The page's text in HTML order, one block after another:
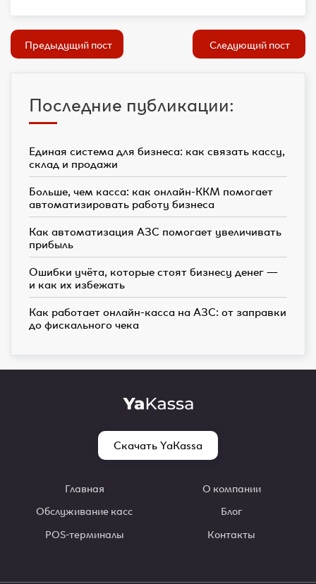
Предыдущий пост Следующий пост
Последние публикации:
Единая система для бизнеса: как связать кассу,
склад и продажи
Больше, чем касса: как онлайн-ККМ помогает
автоматизировать работу бизнеса
Как автоматизация АЗС помогает увеличивать
прибыль
Ошибки учёта, которые стоят бизнесу денег —
и как их избежать
Как работает онлайн-касса на АЗС: от заправки
до фискального чека
Главная
Обслуживание касс
POS-терминалы
О компании
Блог
Контакты
Скачать YaKassa